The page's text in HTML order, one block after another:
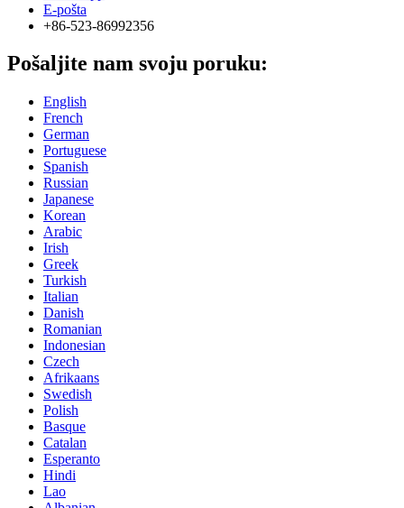
E-pošta
+86-523-86992356
Pošaljite nam svoju poruku:
English
French
German
Portuguese
Spanish
Russian
Japanese
Korean
Arabic
Irish
Greek
Turkish
Italian
Danish
Romanian
Indonesian
Czech
Afrikaans
Swedish
Polish
Basque
Catalan
Esperanto
Hindi
Lao